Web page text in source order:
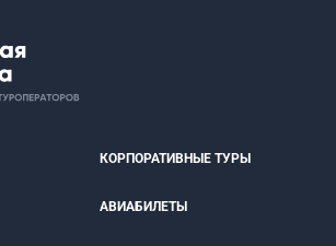
КОРПОРАТИВНЫЕ ТУРЫ
АВИАБИЛЕТЫ